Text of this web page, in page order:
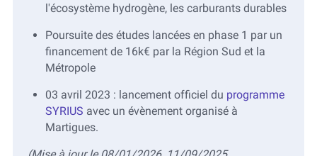
l'écosystème hydrogène, les carburants durables
Poursuite des études lancées en phase 1 par un
financement de 16k€ par la Région Sud et la
Métropole
03 avril 2023 : lancement officiel du programme
SYRIUS avec un évènement organisé à
Martigues.